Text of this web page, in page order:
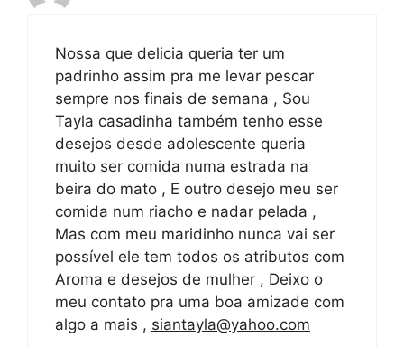
Nossa que delicia queria ter um
padrinho assim pra me levar pescar
sempre nos finais de semana , Sou
Tayla casadinha também tenho esse
desejos desde adolescente queria
muito ser comida numa estrada na
beira do mato , E outro desejo meu ser
comida num riacho e nadar pelada ,
Mas com meu maridinho nunca vai ser
possível ele tem todos os atributos com
Aroma e desejos de mulher , Deixo o
meu contato pra uma boa amizade com
algo a mais , siantayla@yahoo.com